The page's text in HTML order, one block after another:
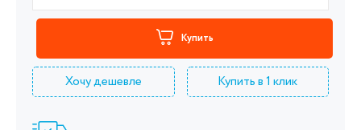
Купить
Хочу дешевле Купить в 1 клик